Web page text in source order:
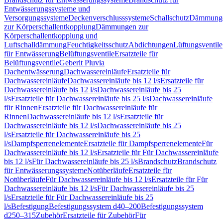
Entwässerungssysteme und
VersorgungssystemeDeckenverschlusssystemeSchallschutz
zur KörperschallentkopplungDämmungen zur
Körperschallentkopplung und
LuftschalldämmungFeuchtigkeitsschutzAbdichtungenLüftungsventile
für EntwässerungBelüftungsventileErsatzteile für
BelüftungsventileGeberit Pluvia
DachentwässerungDachwassereinläufeErsatzteile für
DachwassereinläufeDachwassereinläufe bis 12 l/sErsatzteile für
Dachwassereinläufe bis 12 l/sDachwassereinläufe bis 25
l/sErsatzteile für Dachwassereinläufe bis 25 l/sDachwassereinläufe
für RinnenErsatzteile für Dachwassereinläufe für
RinnenDachwassereinläufe bis 12 l/sErsatzteile für
Dachwassereinläufe bis 12 l/sDachwassereinläufe bis 25
l/sErsatzteile für Dachwassereinläufe bis 25
l/sDampfsperrenelementeErsatzteile für DampfsperrenelementeFür
Dachwassereinläufe bis 12 l/sErsatzteile für Für Dachwassereinläufe
bis 12 l/sFür Dachwassereinläufe bis 25 l/sBrandschutzBrandschutz
für EntwässerungssystemeNotüberläufeErsatzteile für
NotüberläufeFür Dachwassereinläufe bis 12 l/sErsatzteile für Für
Dachwassereinläufe bis 12 l/sFür Dachwassereinläufe bis 25
l/sErsatzteile für Für Dachwassereinläufe bis 25
l/sBefestigungBefestigungssystem d40–200Befestigungssystem
d250–315ZubehörErsatzteile für ZubehörFür